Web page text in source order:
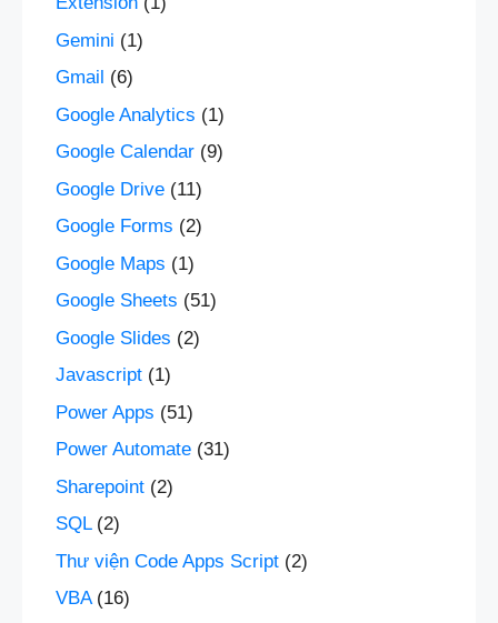
Gemini (1)
Gmail (6)
Google Analytics (1)
Google Calendar (9)
Google Drive (11)
Google Forms (2)
Google Maps (1)
Google Sheets (51)
Google Slides (2)
Javascript (1)
Power Apps (51)
Power Automate (31)
Sharepoint (2)
SQL(2)
Thư viện Code Apps Script (2)
VBA(16)